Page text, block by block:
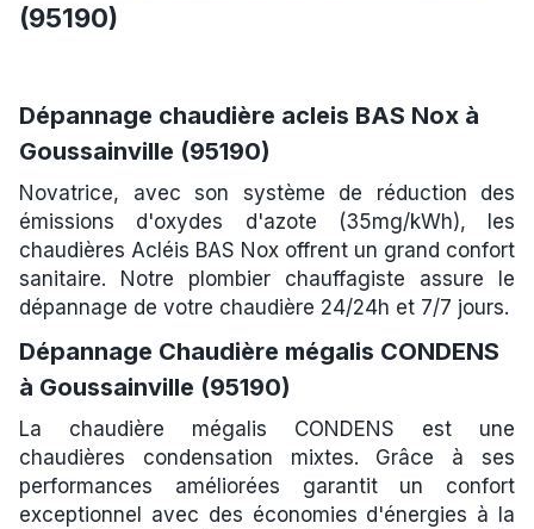
(95190)
Dépannage chaudière acleis BAS Nox à
Goussainville (95190)
Novatrice, avec son système de réduction des
émissions d'oxydes d'azote (35mg/kWh), les
chaudières Acléis BAS Nox offrent un grand confort
sanitaire. Notre plombier chauffagiste assure le
dépannage de votre chaudière 24/24h et 7/7 jours.
Dépannage Chaudière mégalis CONDENS
à Goussainville (95190)
La chaudière mégalis CONDENS est une
chaudières condensation mixtes. Grâce à ses
performances améliorées garantit un confort
exceptionnel avec des économies d'énergies à la